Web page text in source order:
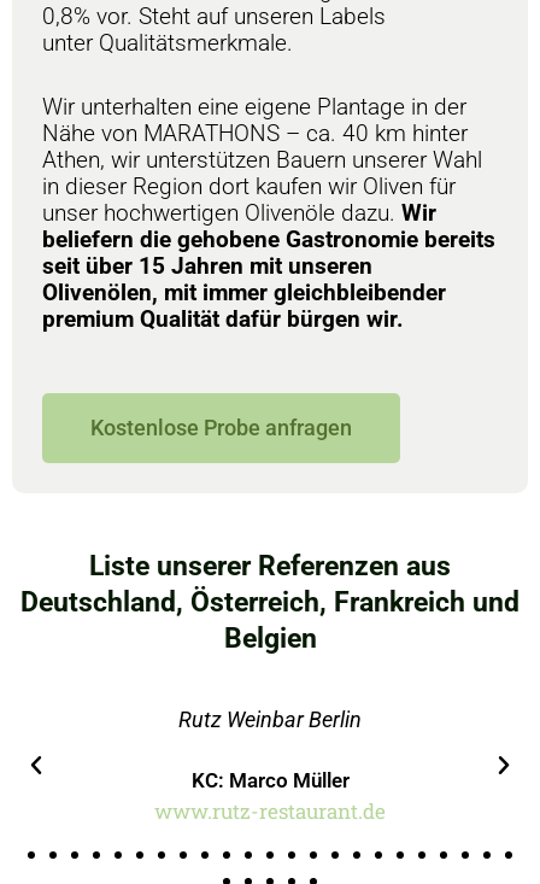
0,8% vor. Steht auf unseren Labels
unter Qualitätsmerkmale.
Wir unterhalten eine eigene Plantage in der
Nähe von MARATHONS – ca. 40 km hinter
Athen, wir unterstützen Bauern unserer Wahl
in dieser Region dort kaufen wir Oliven für
unser hochwertigen Olivenöle dazu. Wir
beliefern die gehobene Gastronomie bereits
seit über 15 Jahren mit unseren
Olivenölen, mit immer gleichbleibender
premium Qualität dafür bürgen wir.
Kostenlose Probe anfragen
Liste unserer Referenzen aus
Deutschland, Österreich, Frankreich und
Belgien
KC: Florian
www.rutz-